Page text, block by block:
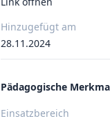
Hinzugefügt am
28.11.2024
Pädagogische
Einsatzbereich